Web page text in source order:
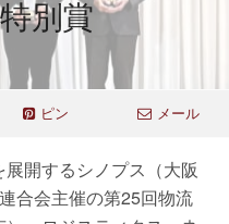
別賞
ピン メール
開するシノプス（大阪
合会主催の第25回物流